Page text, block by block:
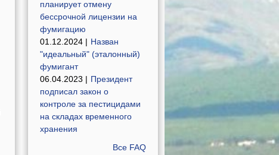
планирует отмену
бессрочной лицензии на
фумигацию
01.12.2024 | Назван
"идеальный" (эталонный)
фумигант
06.04.2023 | Президент
подписал закон о
контроле за пестицидами
на складах временного
хранения
Все FAQ